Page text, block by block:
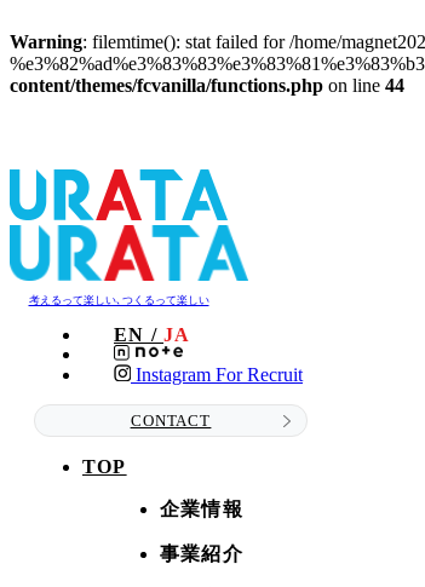
Warning: filemtime(): stat failed for /home/
content/themes/fcvanilla/functions.php on line 44
考えるって楽しい､つくるって楽しい
EN / JA
Instagram For Recruit
CONTACT
TOP
企業情報
事業紹介